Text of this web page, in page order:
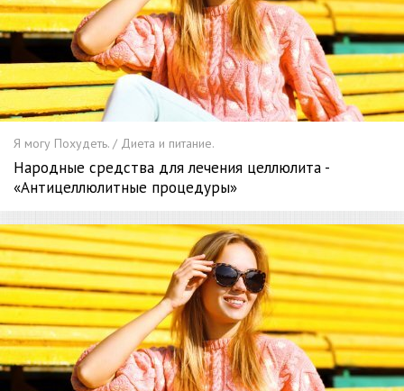
Я могу Похудеть. / Диета и питание.
Народные средства для лечения целлюлита -
«Антицеллюлитные процедуры»